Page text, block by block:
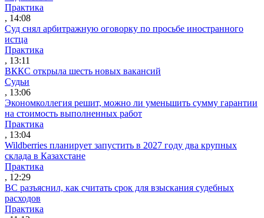
Практика
, 14:08
Суд снял арбитражную оговорку по просьбе иностранного
истца
Практика
, 13:11
ВККС открыла шесть новых вакансий
Судьи
, 13:06
Экономколлегия решит, можно ли уменьшить сумму гарантии
на стоимость выполненных работ
Практика
, 13:04
Wildberries планирует запустить в 2027 году два крупных
склада в Казахстане
Практика
, 12:29
ВС разъяснил, как считать срок для взыскания судебных
расходов
Практика